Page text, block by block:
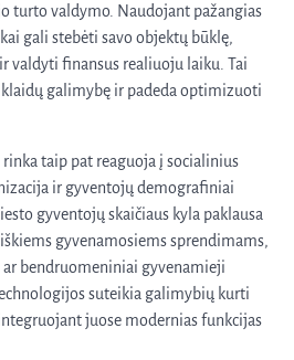
turto valdymo. Naudojant pažangias
gali stebėti savo objektų būklę,
valdyti finansus realiuoju laiku. Tai
galimybę ir padeda optimizuoti
taip pat reaguoja į socialinius
ir gyventojų demografiniai
gyventojų skaičiaus kyla paklausa
gyvenamosiems sprendimams,
bendruomeniniai gyvenamieji
suteikia galimybių kurti
juose modernias funkcijas